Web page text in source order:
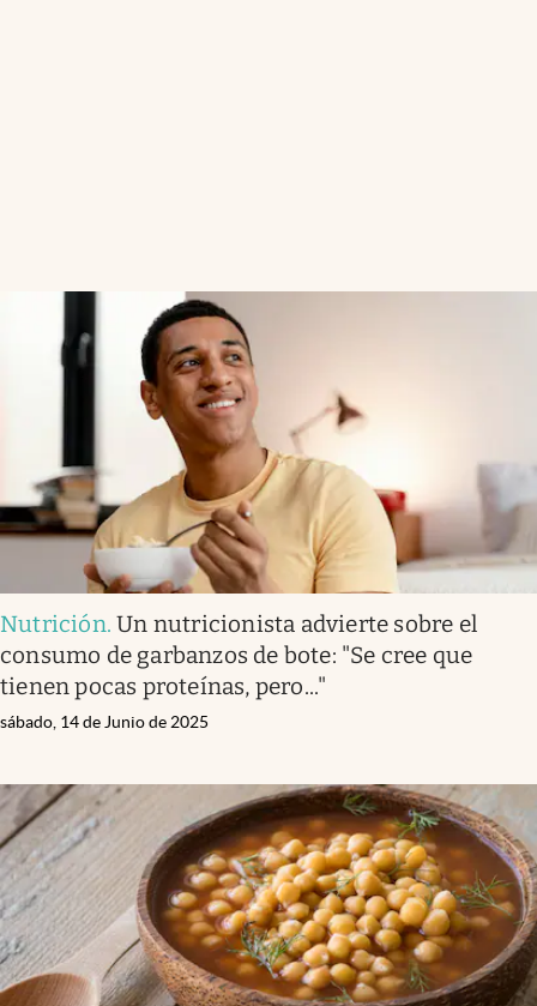
Nutrición.Un nutricionista advierte sobre el
consumo de garbanzos de bote: "Se cree que
tienen pocas proteínas, pero..."
sábado, 14 de Junio de 2025